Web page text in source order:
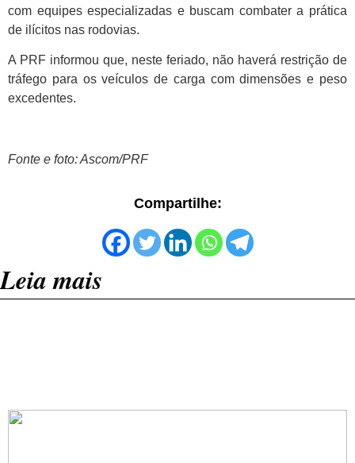
com equipes especializadas e buscam combater a prática
de ilícitos nas rodovias.
A PRF informou que, neste feriado, não haverá restrição de
tráfego para os veículos de carga com dimensões e peso
excedentes.
Fonte e foto: Ascom/PRF
Compartilhe:
Leia mais